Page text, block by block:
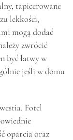
tapicerowane
lekkości,
mogą dodać
zwrócić
być łatwy w
jeśli w domu
Fotel
oparcia oraz